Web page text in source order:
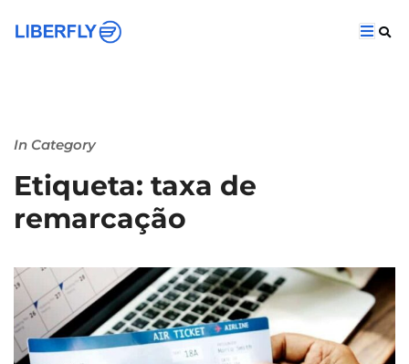
In Category
Etiqueta: taxa de
remarcação